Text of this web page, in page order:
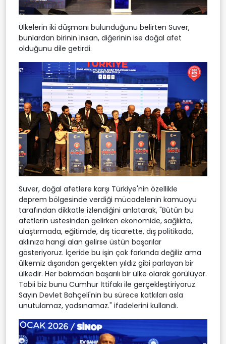
Ülkelerin iki düşmanı bulunduğunu belirten Suver,
bunlardan birinin insan, diğerinin ise doğal afet
olduğunu dile getirdi.
Suver, doğal afetlere karşı Türkiye'nin özellikle
deprem bölgesinde verdiği mücadelenin kamuoyu
tarafından dikkatle izlendiğini anlatarak, "Bütün bu
afetlerin üstesinden gelirken ekonomide, sağlıkta,
ulaştırmada, eğitimde, dış ticarette, dış politikada,
aklınıza hangi alan gelirse üstün başarılar
gösteriyoruz. İçeride bu işin çok farkında değiliz ama
ülkemiz dışarıdan gerçekten yıldız gibi parlayan bir
ülkedir. Her bakımdan başarılı bir ülke olarak görülüyor.
Tabii biz bunu Cumhur İttifakı ile gerçekleştiriyoruz.
Sayın Devlet Bahçeli'nin bu sürece katkıları asla
unutulamaz, yadsınamaz." ifadelerini kullandı.